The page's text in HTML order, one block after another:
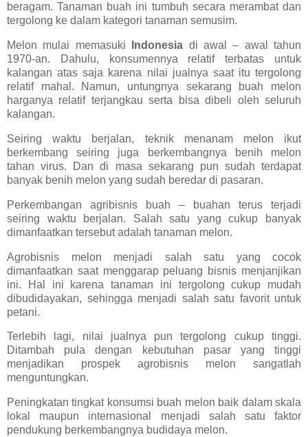
beragam. Tanaman buah ini tumbuh secara merambat dan
tergolong ke dalam kategori tanaman semusim.
Melon mulai memasuki Indonesia di awal – awal tahun
1970-an. Dahulu, konsumennya relatif terbatas untuk
kalangan atas saja karena nilai jualnya saat itu tergolong
relatif mahal. Namun, untungnya sekarang buah melon
harganya relatif terjangkau serta bisa dibeli oleh seluruh
kalangan.
Seiring waktu berjalan, teknik menanam melon ikut
berkembang seiring juga berkembangnya benih melon
tahan virus. Dan di masa sekarang pun sudah terdapat
banyak benih melon yang sudah beredar di pasaran.
Perkembangan agribisnis buah – buahan terus terjadi
seiring waktu berjalan. Salah satu yang cukup banyak
dimanfaatkan tersebut adalah tanaman melon.
Agrobisnis melon menjadi salah satu yang cocok
dimanfaatkan saat menggarap peluang bisnis menjanjikan
ini. Hal ini karena tanaman ini tergolong cukup mudah
dibudidayakan, sehingga menjadi salah satu favorit untuk
petani.
Terlebih lagi, nilai jualnya pun tergolong cukup tinggi.
Ditambah pula dengan kebutuhan pasar yang tinggi
menjadikan prospek agrobisnis melon sangatlah
menguntungkan.
Peningkatan tingkat konsumsi buah melon baik dalam skala
lokal maupun internasional menjadi salah satu faktor
pendukung berkembangnya budidaya melon.